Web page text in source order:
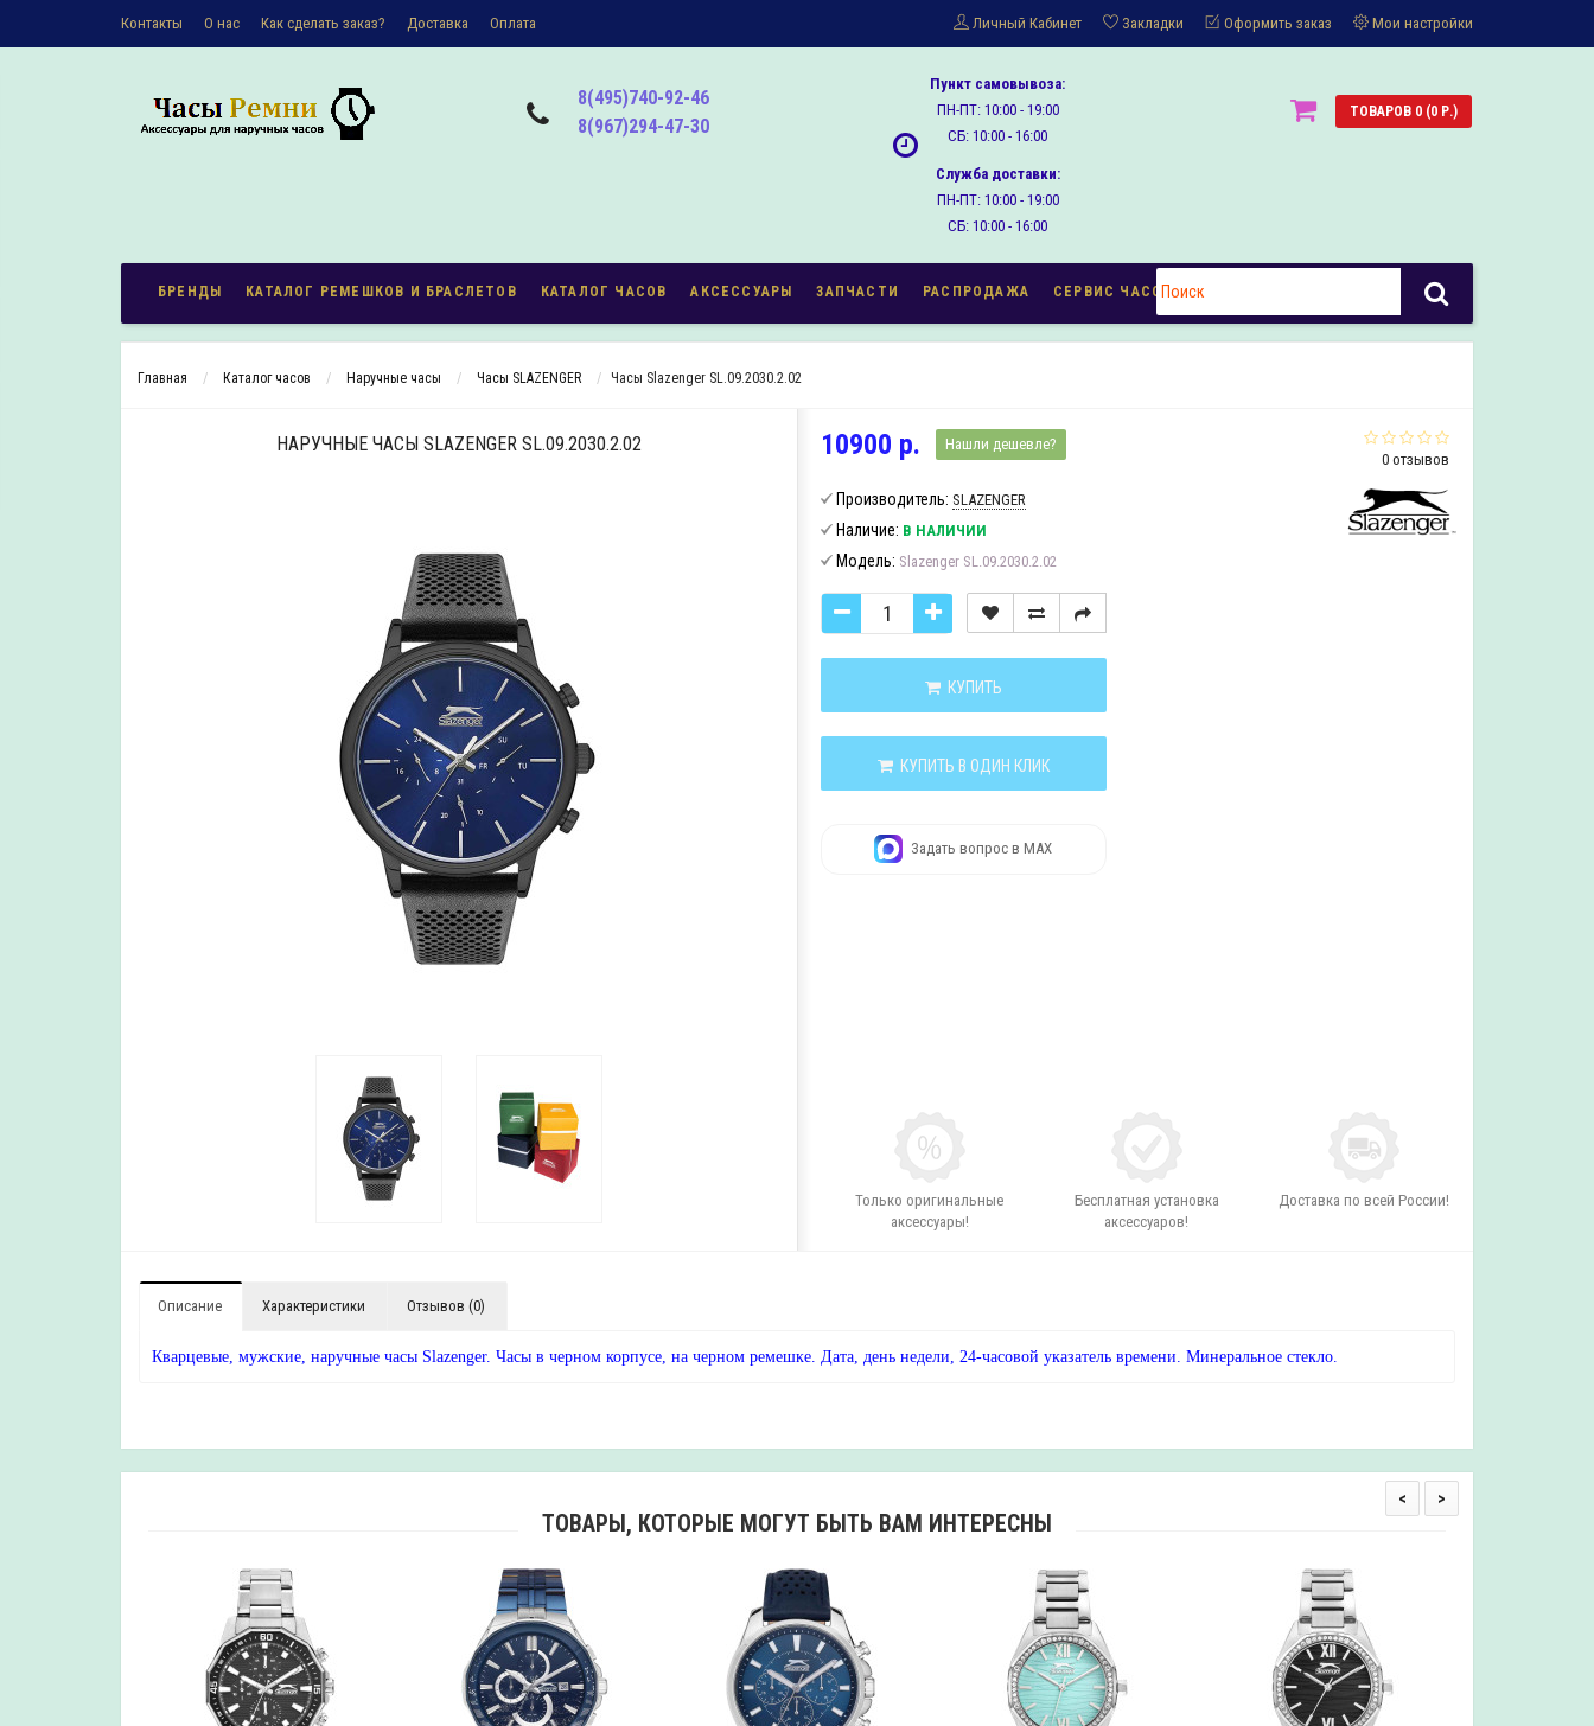
Контакты О наc Как сделать заказ? Доставка Оплата Личный Кабинет Закладки Оформить заказ Мои настройки
8(495)740-92-46
8(967)294-47-30
Пункт самовывоза:
ПН-ПТ: 10:00 - 19:00
СБ: 10:00 - 16:00
Служба доставки:
ПН-ПТ: 10:00 - 19:00
СБ: 10:00 - 16:00
ТОВАРОВ 0 (0 Р.)
БРЕНДЫ КАТАЛОГ РЕМЕШКОВ И БРАСЛЕТОВ КАТАЛОГ ЧАСОВ АКСЕССУАРЫ ЗАПЧАСТИ РАСПРОДАЖА СЕРВИС ЧАСОВ
Главная Каталог часов Наручные часы Часы SLAZENGER Часы Slazenger SL.09.2030.2.02
НАРУЧНЫЕ ЧАСЫ SLAZENGER SL.09.2030.2.02
0 отзывов
10900 р. Нашли дешевле?
Производитель: SLAZENGER
Наличие: В НАЛИЧИИ
Модель: Slazenger SL.09.2030.2.02
КУПИТЬ
КУПИТЬ В ОДИН КЛИК
Задать вопрос в MAX
Только оригинальные
аксессуары!
Бесплатная установка
аксессуаров!
Доставка по всей России!
Описание Характеристики Отзывов (0)
Кварцевые, мужские, наручные часы Slazenger. Часы в черном корпусе, на черном ремешке. Дата, день недели, 24-часовой указатель времени. Минеральное стекло.
ТОВАРЫ, КОТОРЫЕ МОГУТ БЫТЬ ВАМ ИНТЕРЕСНЫ
< >